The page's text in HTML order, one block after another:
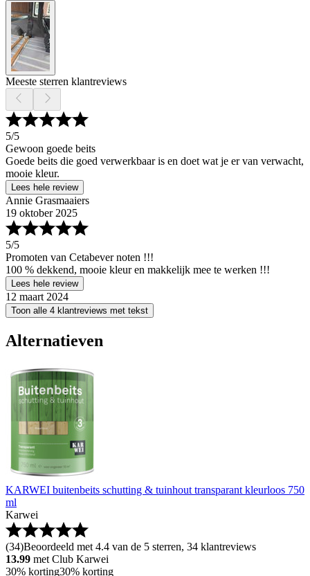
Meeste sterren klantreviews
5/5
Gewoon goede beits
Goede beits die goed verwerkbaar is en doet wat je er van verwacht,
mooie kleur.
Lees hele review
Annie Grasmaaiers
19 oktober 2025
5/5
Promoten van Cetabever noten !!!
100 % dekkend, mooie kleur en makkelijk mee te werken !!!
Lees hele review
12 maart 2024
Toon alle 4 klantreviews met tekst
Alternatieven
KARWEI buitenbeits schutting & tuinhout transparant kleurloos 750
ml
Karwei
(34)Beoordeeld met 4.4 van de 5 sterren, 34 klantreviews
13.99 met Club Karwei
30% korting30% korting